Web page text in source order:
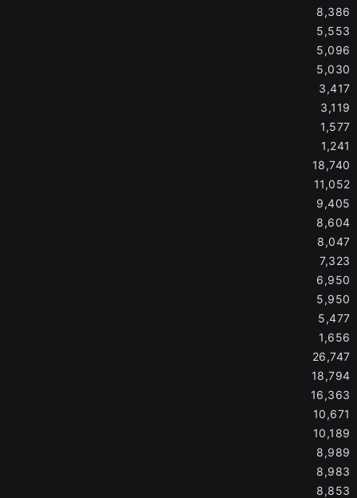
8,386
5,553
5,096
5,030
3,417
3,119
1,577
1,241
18,740
11,052
9,405
8,604
8,047
7,323
6,950
5,950
5,477
1,656
26,747
18,794
16,363
10,671
10,189
8,989
8,983
8,853